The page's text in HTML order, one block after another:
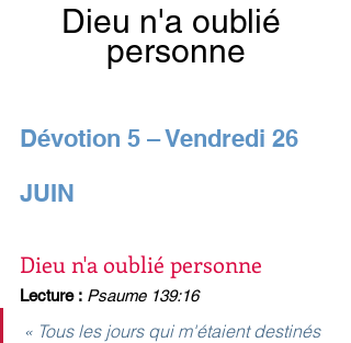
Dieu n'a oublié
personne
Dévotion 5 – Vendredi 26
JUIN
Dieu n'a oublié personne
Lecture : Psaume 139:16
« Tous les jours qui m'étaient destinés